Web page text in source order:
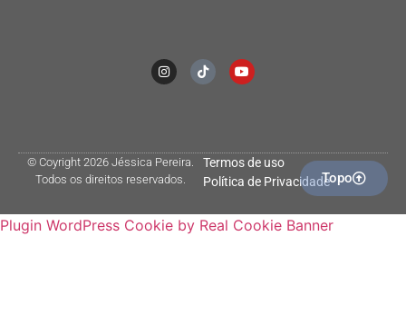
© Coyright 2026 Jéssica Pereira.
Todos os direitos reservados.
Termos de uso
Política de PrivacidadeTopo
Plugin WordPress Cookie by Real Cookie Banner